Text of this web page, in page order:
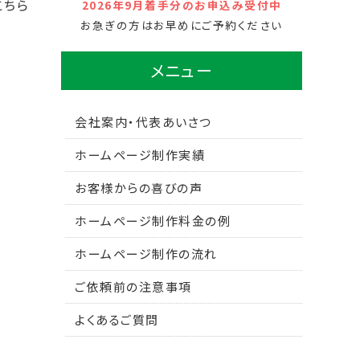
ら
2026年9月着手分のお申込み受付中
お急ぎの方はお早めにご予約ください
メニュー
会社案内・代表あいさつ
ホームページ制作実績
お客様からの喜びの声
ホームページ制作料金の例
ホームページ制作の流れ
ご依頼前の注意事項
よくあるご質問